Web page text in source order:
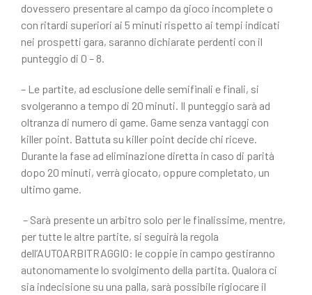
dovessero presentare al campo da gioco incomplete o
con ritardi superiori ai 5 minuti rispetto ai tempi indicati
nei prospetti gara, saranno dichiarate perdenti con il
punteggio di 0 – 8.
– Le partite, ad esclusione delle semifinali e finali, si
svolgeranno a tempo di 20 minuti. Il punteggio sarà ad
oltranza di numero di game. Game senza vantaggi con
killer point. Battuta su killer point decide chi riceve.
Durante la fase ad eliminazione diretta in caso di parità
dopo 20 minuti, verrà giocato, oppure completato, un
ultimo game.
– Sarà presente un arbitro solo per le finalissime, mentre,
per tutte le altre partite, si seguirà la regola
dell’AUTOARBITRAGGIO: le coppie in campo gestiranno
autonomamente lo svolgimento della partita. Qualora ci
sia indecisione su una palla, sarà possibile rigiocare il